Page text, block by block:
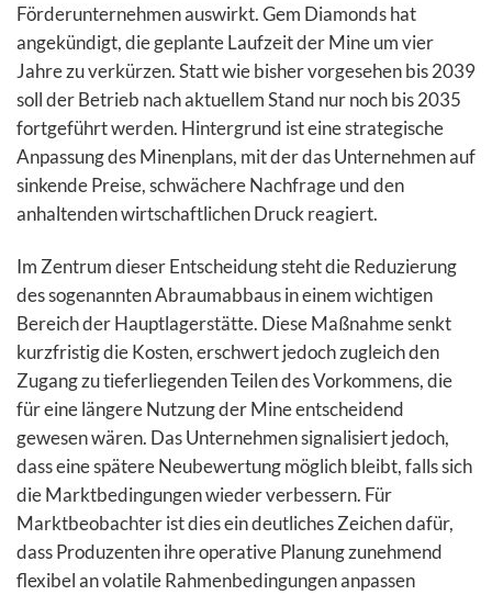
Förderunternehmen auswirkt. Gem Diamonds hat
angekündigt, die geplante Laufzeit der Mine um vier
Jahre zu verkürzen. Statt wie bisher vorgesehen bis 2039
soll der Betrieb nach aktuellem Stand nur noch bis 2035
fortgeführt werden. Hintergrund ist eine strategische
Anpassung des Minenplans, mit der das Unternehmen auf
sinkende Preise, schwächere Nachfrage und den
anhaltenden wirtschaftlichen Druck reagiert.
Im Zentrum dieser Entscheidung steht die Reduzierung
des sogenannten Abraumabbaus in einem wichtigen
Bereich der Hauptlagerstätte. Diese Maßnahme senkt
kurzfristig die Kosten, erschwert jedoch zugleich den
Zugang zu tieferliegenden Teilen des Vorkommens, die
für eine längere Nutzung der Mine entscheidend
gewesen wären. Das Unternehmen signalisiert jedoch,
dass eine spätere Neubewertung möglich bleibt, falls sich
die Marktbedingungen wieder verbessern. Für
Marktbeobachter ist dies ein deutliches Zeichen dafür,
dass Produzenten ihre operative Planung zunehmend
flexibel an volatile Rahmenbedingungen anpassen